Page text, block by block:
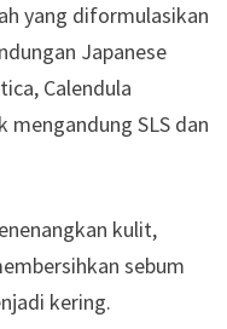
yang diformulasikan
Japanese
Calendula
SLS dan
kulit,
sebum
kering.